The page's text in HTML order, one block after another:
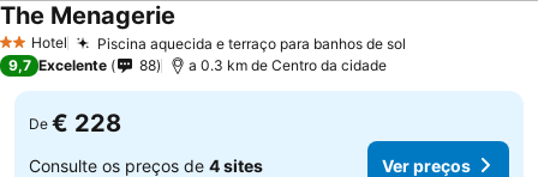
2 Estrelas
Hotel Piscina aquecida e terraço para banhos de sol
The Menagerie
9,7 Excelente 88 a 0.3 km de Centro da cidade
De € 228
Consulte os preços de 4 sites Ver preços